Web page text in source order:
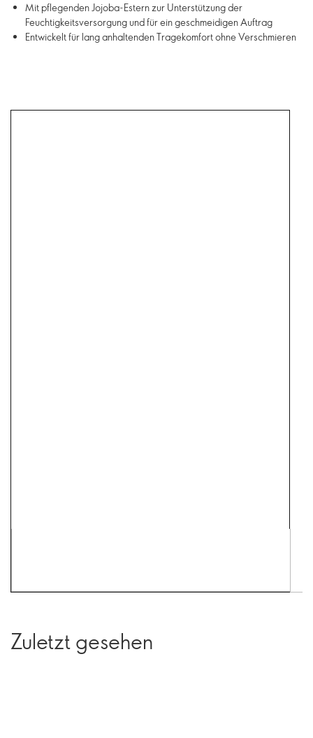
Mit pflegenden Jojoba-Estern zur Unterstützung der
Feuchtigkeitsversorgung und für ein geschmeidigen Auftrag
Entwickelt für lang anhaltenden Tragekomfort ohne Verschmieren
Zuletzt gesehen